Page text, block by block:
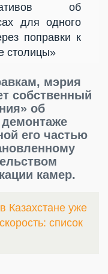
об
для одного
поправки к
столицы»
мэрия
собственный
об
его частью
камер.
Казахстане уже
список